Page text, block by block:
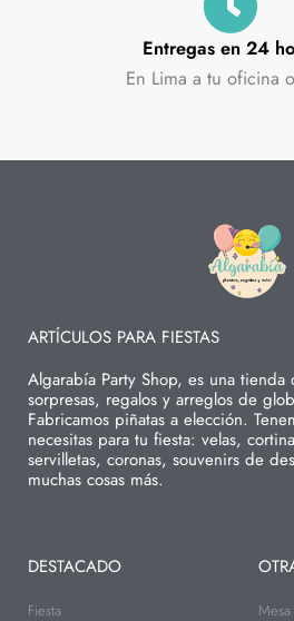
Entregas en 24
En Lima a tu oficina
ARTÍCULOS PARA FIESTAS
Algarabía Party Shop, es una tienda
sorpresas, regalos y arreglos de
Fabricamos piñatas a elección.
necesitas para tu fiesta: velas,
servilletas, coronas, souvenirs de
muchas cosas más.
DESTACADO
Fiesta
Mesa